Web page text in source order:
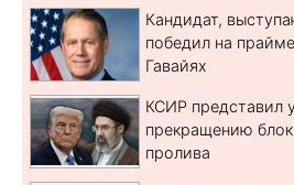
Кандидат,
победил на
Гавайях
КСИР представил
прекращению
пролива